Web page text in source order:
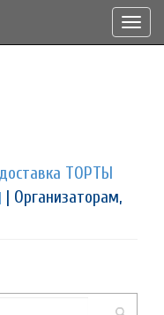
| Организаторам,